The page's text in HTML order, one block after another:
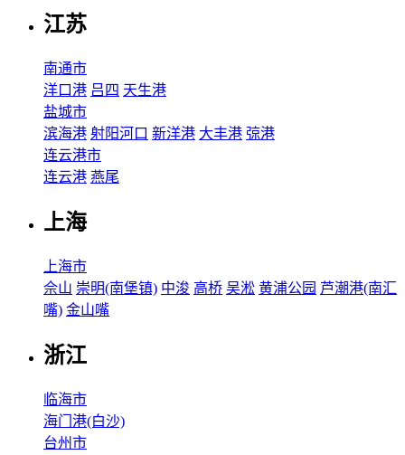
江苏
南通市
洋口港 吕四 天生港
盐城市
滨海港 射阳河口 新洋港 大丰港 弶港
连云港市
连云港 燕尾
上海
上海市
佘山 崇明(南堡镇) 中浚 高桥 吴淞 黄浦公园 芦潮港(南汇
嘴) 金山嘴
浙江
临海市
海门港(白沙)
台州市